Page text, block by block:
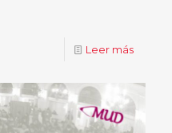
Leer más